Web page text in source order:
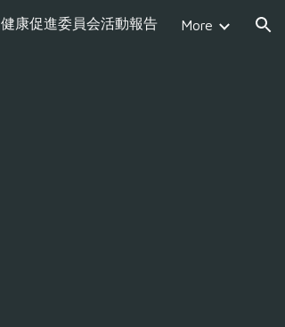
健康促進委員会活動報告 More